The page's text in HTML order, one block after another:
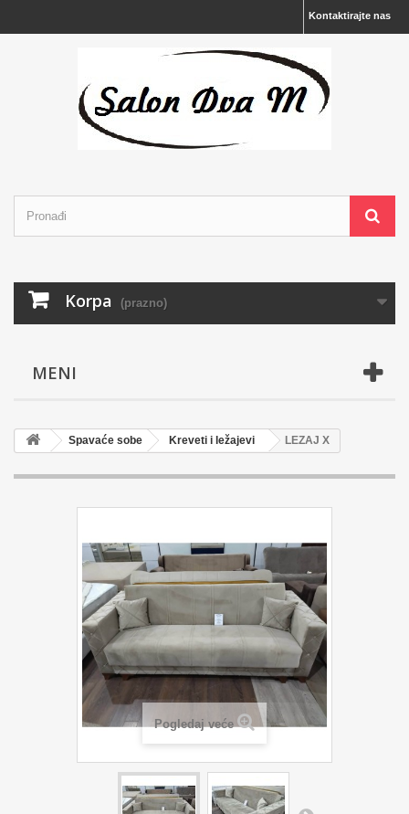
Kontaktirajte nas
Korpa (prazno)
MENI
Spavaće sobe Kreveti i ležajevi LEZAJ X
Pogledaj veće